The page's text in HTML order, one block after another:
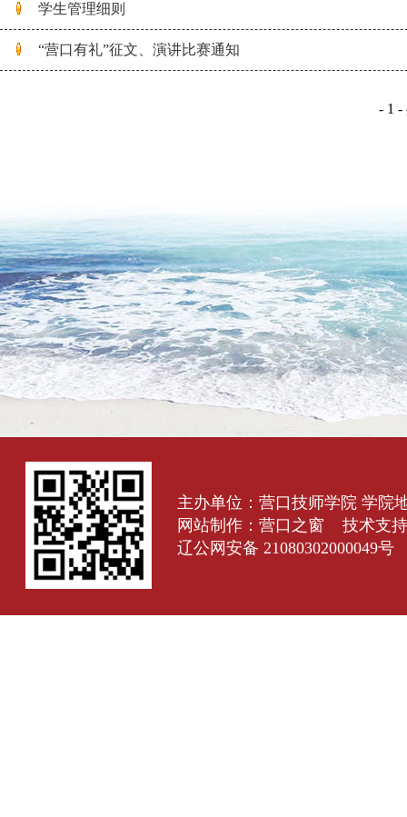
学生管理细则
“营口有礼”征文、演讲比赛通知
- 1 -
主办单位：营口技师学院 学院
网站制作： 营口之窗
技术支
辽公网安备 21080302000049号